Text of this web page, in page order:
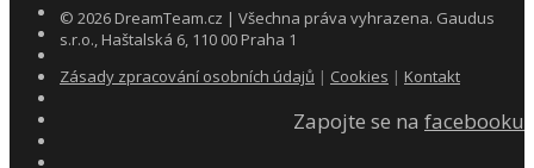
© 2026 DreamTeam.cz | Všechna práva vyhrazena. Gaudus
s.r.o., Haštalská 6, 110 00 Praha 1
Zásady zpracování osobních údajů | Cookies | Kontakt
Zapojte se na facebooku